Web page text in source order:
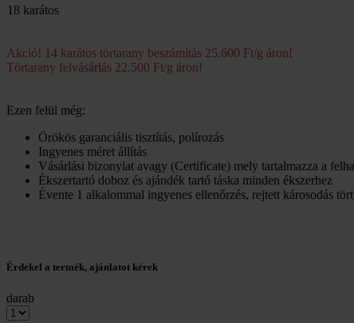
18 karátos
Akció! 14 karátos törtarany beszámítás 25.600 Ft/g áron!
Törtarany felvásárlás 22.500 Ft/g áron!
Ezen felül még:
Örökös garanciális tisztítás, polírozás
Ingyenes méret állítás
Vásárlási bizonylat avagy (Certificate) mely tartalmazza a
Ékszertartó doboz és ajándék tartó táska minden ékszerhez
Évente 1 alkalommal ingyenes ellenőrzés, rejtett károsodás
Érdekel a termék, ajánlatot kérek
darab